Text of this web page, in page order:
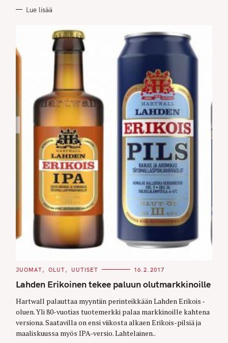
Lue lisää
C
T
E
O
R
I
S
JUOMAT OLUT UUTISET 16.2.2017
Lahden Erikoinen tekee paluun olutmarkkinoille
Hartwall palauttaa myyntiin perinteikkään Lahden Erikois -
oluen. Yli 80-vuotias tuotemerkki palaa markkinoille kahtena
versiona. Saatavilla on ensi viikosta alkaen Erikois-pilsiä ja
maaliskuussa myös IPA-versio. Lahtelainen..